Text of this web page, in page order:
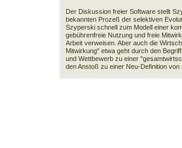
Der Diskussion freier Software stellt
bekannten Prozeß der selektiven
Szyperski schnell zum Modell einer
gebührenfreie Nutzung und freie
Arbeit verweisen. Aber auch die
Mitwirkung" etwa geht durch den
und Wettbewerb zu einer
den Anstoß zu einer Neu-Definition